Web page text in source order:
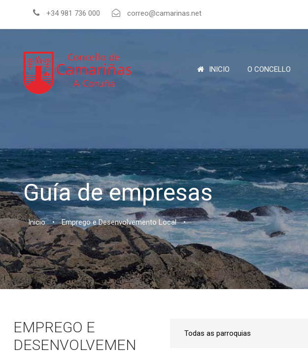
+34 981 736 000 correo@camarinas.net
INICIO O CONCELLO
Guía de empresas
Inicio • Emprego e Desenvolvemento Local •
EMPREGO E
DESENVOLVEMEN